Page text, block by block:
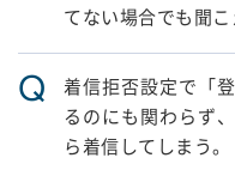
てない場合でも聞
Q
着信拒否設定で「
るのにも関わらず
ら着信してしまう。